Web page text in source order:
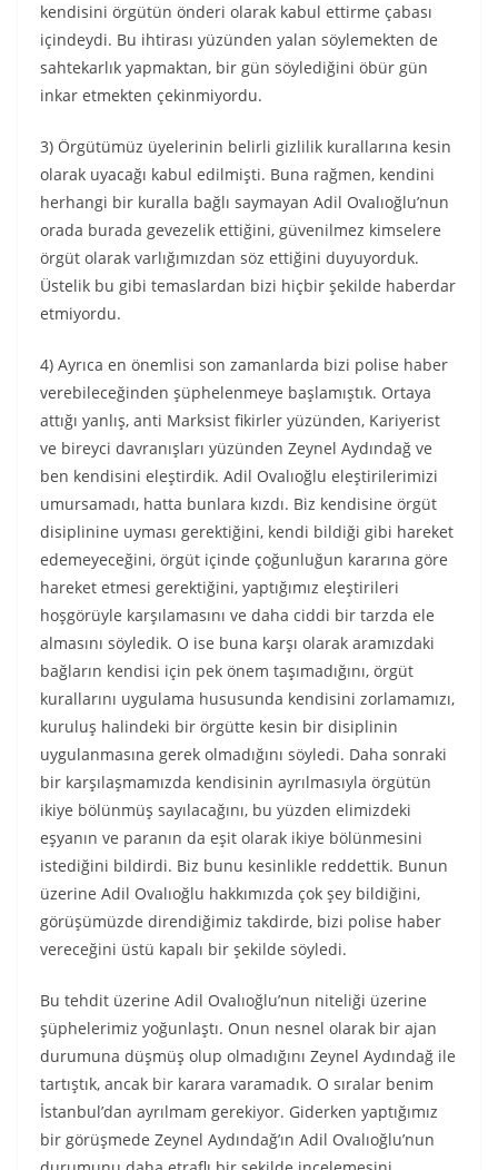
kendisini örgütün önderi olarak kabul ettirme çabası
içindeydi. Bu ihtirası yüzünden yalan söylemekten de
sahtekarlık yapmaktan, bir gün söylediğini öbür gün
inkar etmekten çekinmiyordu.
3) Örgütümüz üyelerinin belirli gizlilik kurallarına kesin
olarak uyacağı kabul edilmişti. Buna rağmen, kendini
herhangi bir kuralla bağlı saymayan Adil Ovalıoğlu’nun
orada burada gevezelik ettiğini, güvenilmez kimselere
örgüt olarak varlığımızdan söz ettiğini duyuyorduk.
Üstelik bu gibi temaslardan bizi hiçbir şekilde haberdar
etmiyordu.
4) Ayrıca en önemlisi son zamanlarda bizi polise haber
verebileceğinden şüphelenmeye başlamıştık. Ortaya
attığı yanlış, anti Marksist fikirler yüzünden, Kariyerist
ve bireyci davranışları yüzünden Zeynel Aydındağ ve
ben kendisini eleştirdik. Adil Ovalıoğlu eleştirilerimizi
umursamadı, hatta bunlara kızdı. Biz kendisine örgüt
disiplinine uyması gerektiğini, kendi bildiği gibi hareket
edemeyeceğini, örgüt içinde çoğunluğun kararına göre
hareket etmesi gerektiğini, yaptığımız eleştirileri
hoşgörüyle karşılamasını ve daha ciddi bir tarzda ele
almasını söyledik. O ise buna karşı olarak aramızdaki
bağların kendisi için pek önem taşımadığını, örgüt
kurallarını uygulama hususunda kendisini zorlamamızı,
kuruluş halindeki bir örgütte kesin bir disiplinin
uygulanmasına gerek olmadığını söyledi. Daha sonraki
bir karşılaşmamızda kendisinin ayrılmasıyla örgütün
ikiye bölünmüş sayılacağını, bu yüzden elimizdeki
eşyanın ve paranın da eşit olarak ikiye bölünmesini
istediğini bildirdi. Biz bunu kesinlikle reddettik. Bunun
üzerine Adil Ovalıoğlu hakkımızda çok şey bildiğini,
görüşümüzde direndiğimiz takdirde, bizi polise haber
vereceğini üstü kapalı bir şekilde söyledi.
Bu tehdit üzerine Adil Ovalıoğlu’nun niteliği üzerine
şüphelerimiz yoğunlaştı. Onun nesnel olarak bir ajan
durumuna düşmüş olup olmadığını Zeynel Aydındağ ile
tartıştık, ancak bir karara varamadık. O sıralar benim
İstanbul’dan ayrılmam gerekiyor. Giderken yaptığımız
bir görüşmede Zeynel Aydındağ’ın Adil Ovalıoğlu’nun